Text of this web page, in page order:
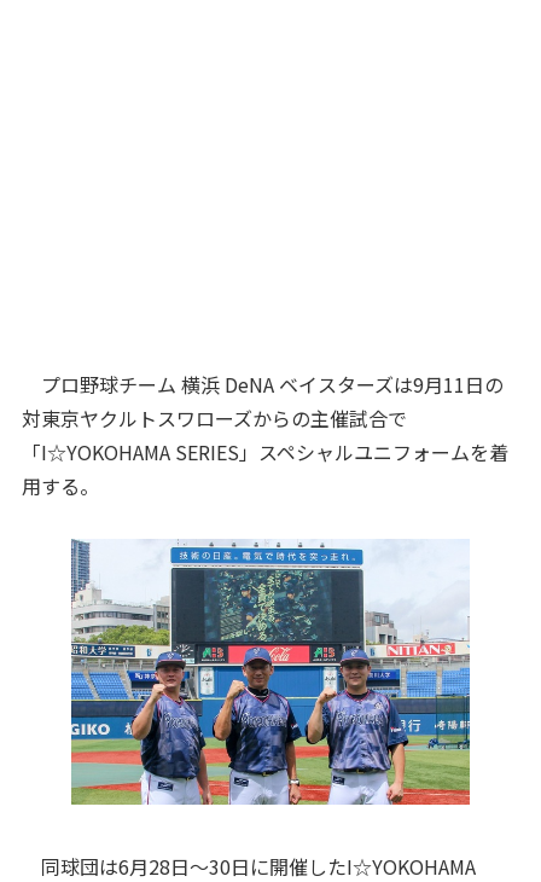
プロ野球チーム 横浜 DeNA ベイスターズは9月11日の
対東京ヤクルトスワローズからの主催試合で
「I☆YOKOHAMA SERIES」スペシャルユニフォームを着
用する。
同球団は6月28日～30日に開催したI☆YOKOHAMA